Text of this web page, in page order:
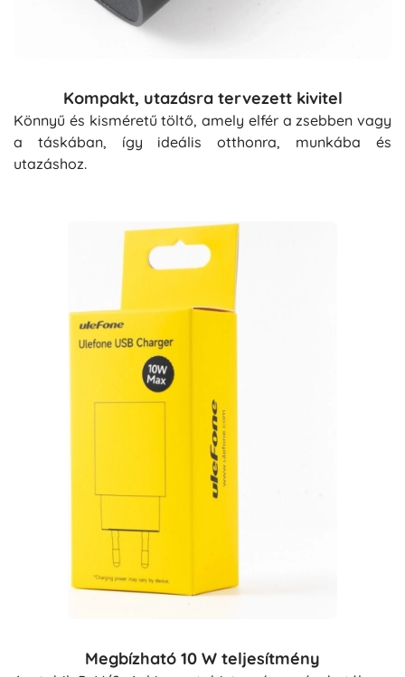
Kompakt, utazásra tervezett kivitel
Könnyű és kisméretű töltő, amely elfér a zsebben vagy
a táskában, így ideális otthonra, munkába és
utazáshoz.
Megbízható 10 W teljesítmény